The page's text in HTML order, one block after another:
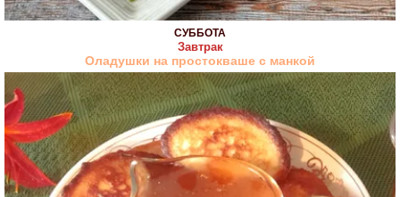
СУББОТА
Завтрак
Оладушки на простокваше с манкой